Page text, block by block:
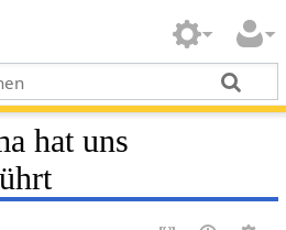
hat uns